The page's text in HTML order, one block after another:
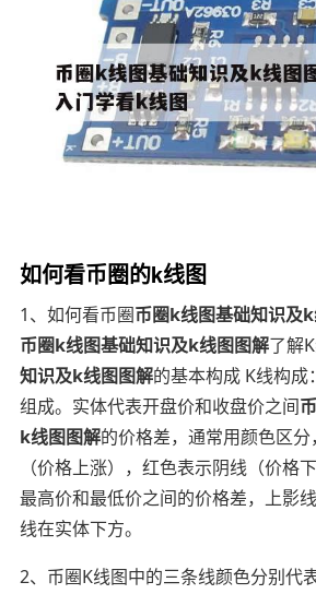
如何看币圈的k线图
1、如何看币圈币圈k线图基础知识及
币圈k线图基础知识及k线图图解了解
知识及k线图图解的基本构成 K线构成
组成。实体代表开盘价和收盘价之间
k线图图解的价格差，通常用颜色区
（价格上涨），红色表示阴线（价格
最高价和最低价之间的价格差，上影
线在实体下方。
2、币圈K线图中的三条线颜色分别代